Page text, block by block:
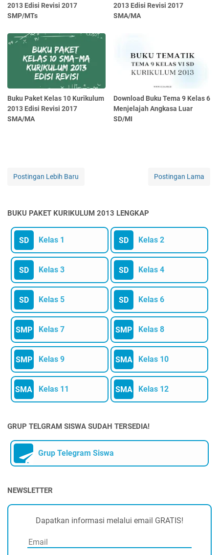
2013 Edisi Revisi 2017
SMP/MTs
2013 Edisi Revisi 2017
SMA/MA
Buku Paket Kelas 10 Kurikulum
2013 Edisi Revisi 2017
SMA/MA
Download Buku Tema 9 Kelas 6
Menjelajah Angkasa Luar
SD/MI
Postingan Lebih Baru Postingan Lama
BUKU PAKET KURIKULUM 2013 LENGKAP
SD Kelas 1 SD Kelas 2
SD Kelas 3 SD Kelas 4
SD Kelas 5 SD Kelas 6
SMP Kelas 7 SMP Kelas 8
SMP Kelas 9 SMA Kelas 10
SMA Kelas 11 SMA Kelas 12
GRUP TELGRAM SISWA SUDAH TERSEDIA!
Grup Telegram Siswa
NEWSLETTER
Dapatkan informasi melalui email GRATIS!